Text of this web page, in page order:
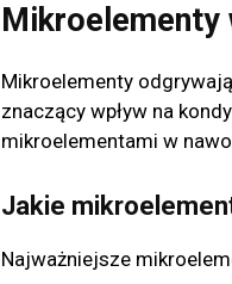
Mikroelementy
Mikroelementy
znaczący wpływ na
mikroelementami w
Jakie
Najważniejsze